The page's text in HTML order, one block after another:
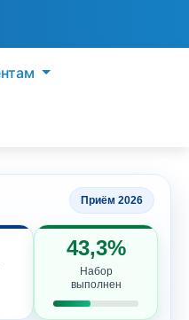
Приём 2026
43,3%
Набор
выполнен